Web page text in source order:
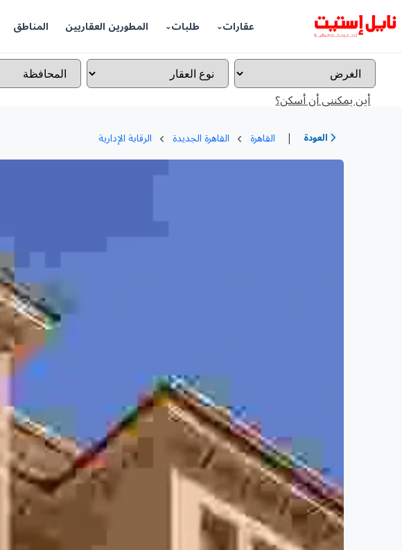
عقارات طلبات المطورين العقاريين المناطق
أين يمكننى أن أسكن؟
العودة | القاهرة القاهرة الجديدة الرقابة الإدارية